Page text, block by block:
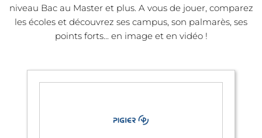
niveau Bac au Master et plus. A vous de jouer, comparez
les écoles et découvrez ses campus, son palmarès, ses
points forts... en image et en vidéo !